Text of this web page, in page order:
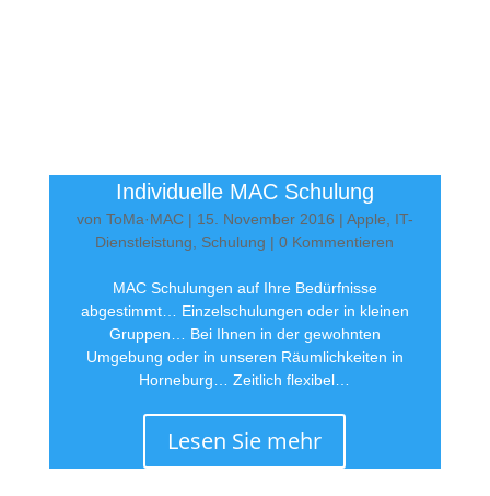
Individuelle MAC Schulung
von ToMa·MAC| 15. November 2016 | Apple, IT-
Dienstleistung, Schulung | 0 Kommentieren
MAC Schulungen auf Ihre Bedürfnisse
abgestimmt… Einzelschulungen oder in kleinen
Gruppen… Bei Ihnen in der gewohnten
Umgebung oder in unseren Räumlichkeiten in
Horneburg… Zeitlich flexibel…
Lesen Sie mehr